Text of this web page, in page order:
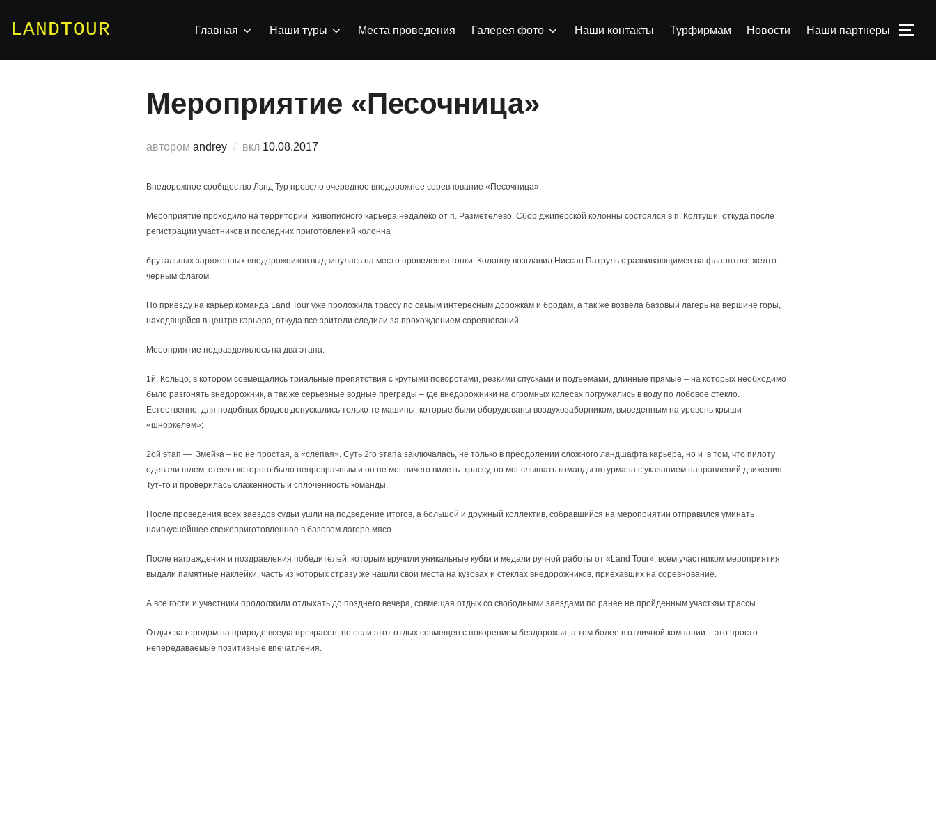
содержимому
LANDTOUR Главная Наши туры Места проведения Галерея фото Наши контакты Турфирмам Новости Наши партнеры
Мероприятие «Песочница»
автором andrey вкл Опубликовано
10.08.2017
Внедорожное сообщество Лэнд Тур провело очередное внедорожное соревнование «Песочница».
Мероприятие проходило на территории живописного карьера недалеко от п. Разметелево. Сбор джиперской колонны состоялся в п. Колтуши, откуда после
регистрации участников и последних приготовлений колонна
брутальных заряженных внедорожников выдвинулась на место проведения гонки. Колонну возглавил Ниссан Патруль с развивающимся на флагштоке желто-
черным флагом.
По приезду на карьер команда Land Tour уже проложила трассу по самым интересным дорожкам и бродам, а так же возвела базовый лагерь на вершине горы,
находящейся в центре карьера, откуда все зрители следили за прохождением соревнований.
Мероприятие подразделялось на два этапа:
1й. Кольцо, в котором совмещались триальные препятствия с крутыми поворотами, резкими спусками и подъемами, длинные прямые – на которых необходимо
было разгонять внедорожник, а так же серьезные водные преграды – где внедорожники на огромных колесах погружались в воду по лобовое стекло.
Естественно, для подобных бродов допускались только те машины, которые были оборудованы воздухозаборником, выведенным на уровень крыши
«шноркелем»;
2ой этап — Змейка – но не простая, а «слепая». Суть 2го этапа заключалась, не только в преодолении сложного ландшафта карьера, но и в том, что пилоту
одевали шлем, стекло которого было непрозрачным и он не мог ничего видеть трассу, но мог слышать команды штурмана с указанием направлений движения.
Тут-то и проверилась слаженность и сплоченность команды.
После проведения всех заездов судьи ушли на подведение итогов, а большой и дружный коллектив, собравшийся на мероприятии отправился уминать
наивкуснейшее свежеприготовленное в базовом лагере мясо.
После награждения и поздравления победителей, которым вручили уникальные кубки и медали ручной работы от «Land Tour», всем участником мероприятия
выдали памятные наклейки, часть из которых стразу же нашли свои места на кузовах и стеклах внедорожников, приехавших на соревнование.
А все гости и участники продолжили отдыхать до позднего вечера, совмещая отдых со свободными заездами по ранее не пройденным участкам трассы.
Отдых за городом на природе всегда прекрасен, но если этот отдых совмещен с покорением бездорожья, а тем более в отличной компании – это просто
непередаваемые позитивные впечатления.